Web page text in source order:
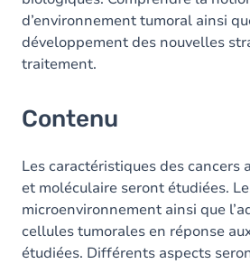
d’environnement tumoral ainsi
développement des nouvelles
traitement.
Contenu
Les caractéristiques des cancers
et moléculaire seront étudiées.
microenvironnement ainsi que
cellules tumorales en réponse
étudiées. Différents aspects